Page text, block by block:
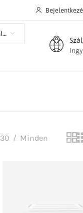
Kategória kiválasztása
30 Minden